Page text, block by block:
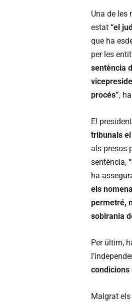
Una de les
estat “el
que ha
per les
sentència
procés”,
El
tribunals
als presos
sentència,
ha
els
permetré,
sobirania
Per últim,
condicions
Malgrat